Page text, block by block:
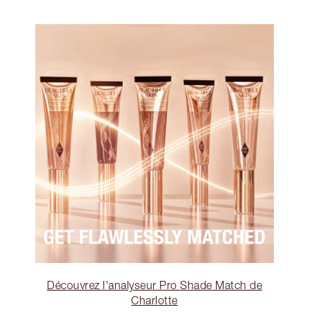
Découvrez l'analyseur Pro Shade Match de
Charlotte